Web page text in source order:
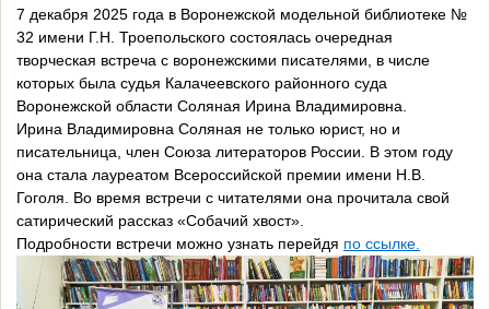
7 декабря 2025 года в Воронежской модельной библиотеке №
32 имени Г.Н. Троепольского состоялась очередная
творческая встреча с воронежскими писателями, в числе
которых была судья Калачеевского районного суда
Воронежской области Соляная Ирина Владимировна.
Ирина Владимировна Соляная не только юрист, но и
писательница, член Союза литераторов России. В этом году
она стала лауреатом Всероссийской премии имени Н.В.
Гоголя. Во время встречи с читателями она прочитала свой
сатирический рассказ «Собачий хвост».
Подробности встречи можно узнать перейдя по ссылке.